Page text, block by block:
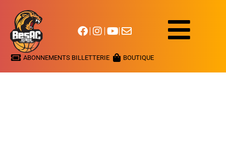
ABONNEMENTS BILLETTERIE BOUTIQUE